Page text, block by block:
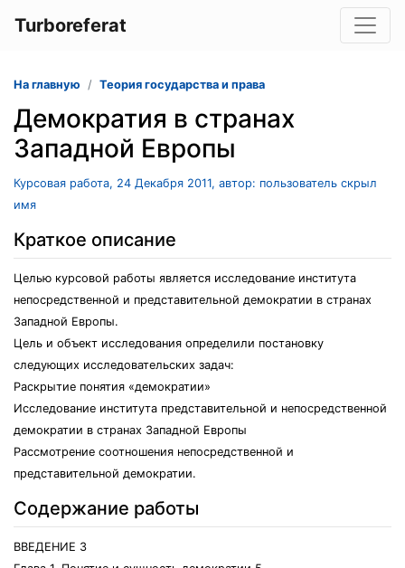
Turboreferat
На главную Теория государства и права
Демократия в странах
Западной Европы
Курсовая работа, 24 Декабря 2011, автор: пользователь скрыл
имя
Краткое описание
Целью курсовой работы является исследование института
непосредственной и представительной демократии в странах
Западной Европы.
Цель и объект исследования определили постановку
следующих исследовательских задач:
Раскрытие понятия «демократии»
Исследование института представительной и непосредственной
демократии в странах Западной Европы
Рассмотрение соотношения непосредственной и
представительной демократии.
Содержание работы
ВВЕДЕНИЕ 3